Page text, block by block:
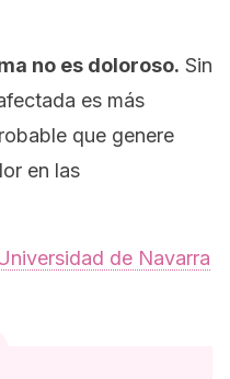
no es doloroso. Sin
es más
que genere
en las
de Navarra